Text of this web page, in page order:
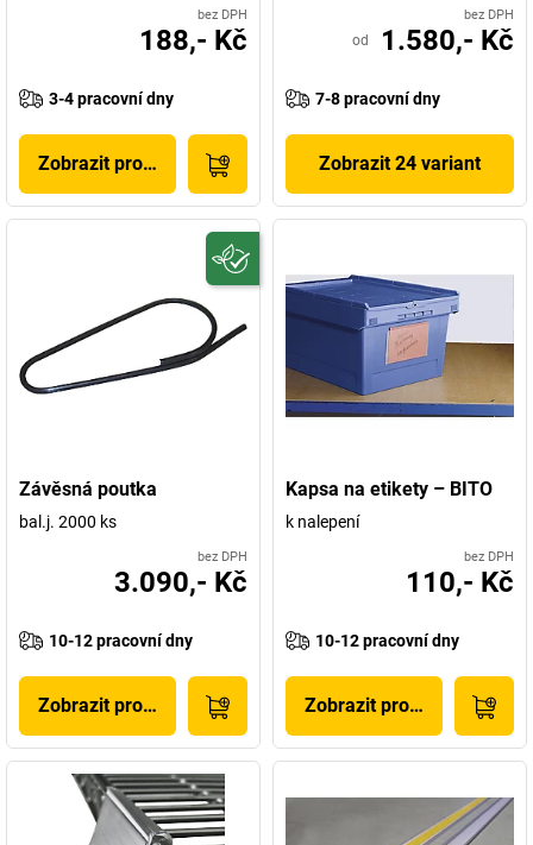
bez DPH
188,- Kč
3-4 pracovní dny
Zobrazit produkt
bez DPH
od 1.580,- Kč
7-8 pracovní dny
Zobrazit 24 variant
Závěsná poutka
bal.j. 2000 ks
bez DPH
3.090,- Kč
10-12 pracovní dny
Zobrazit produkt
Kapsa na etikety – BITO
k nalepení
bez DPH
110,- Kč
10-12 pracovní dny
Zobrazit produkt